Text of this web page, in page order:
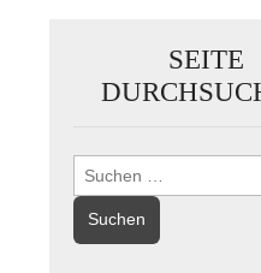
SEITE
Suchen
nach: